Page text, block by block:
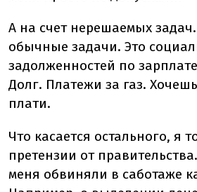
А на счет нерешаемых
обычные задачи. Это
задолженностей по
Долг. Платежи за газ.
плати.
Что касается остального, я
претензии от
меня обвиняли в саботаже